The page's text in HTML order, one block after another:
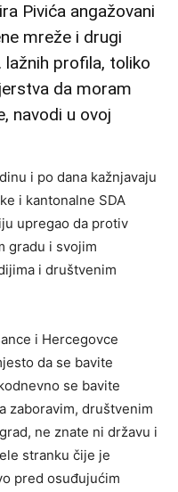
Pivića angažovani
mreže i drugi
lažnih profila, toliko
da moram
navodi u ovoj
i po dana kažnjavaju
i kantonalne SDA
upregao da protiv
gradu i svojim
i društvenim
i Hercegovce
da se bavite
se bavite
zaboravim, društvenim
ne znate ni državu i
stranku čije je
pred osuđujućim